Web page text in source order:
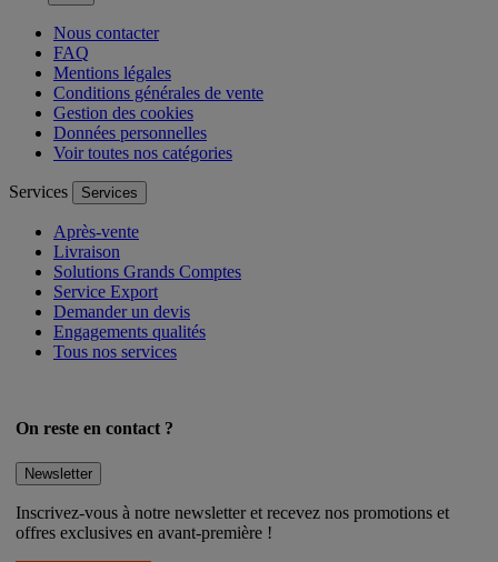
Nous contacter
FAQ
Mentions légales
Conditions générales de vente
Gestion des cookies
Données personnelles
Voir toutes nos catégories
Services Services
Après-vente
Livraison
Solutions Grands Comptes
Service Export
Demander un devis
Engagements qualités
Tous nos services
On reste en contact ?
Newsletter
Inscrivez-vous à notre newsletter et recevez nos promotions et
offres exclusives en avant-première !